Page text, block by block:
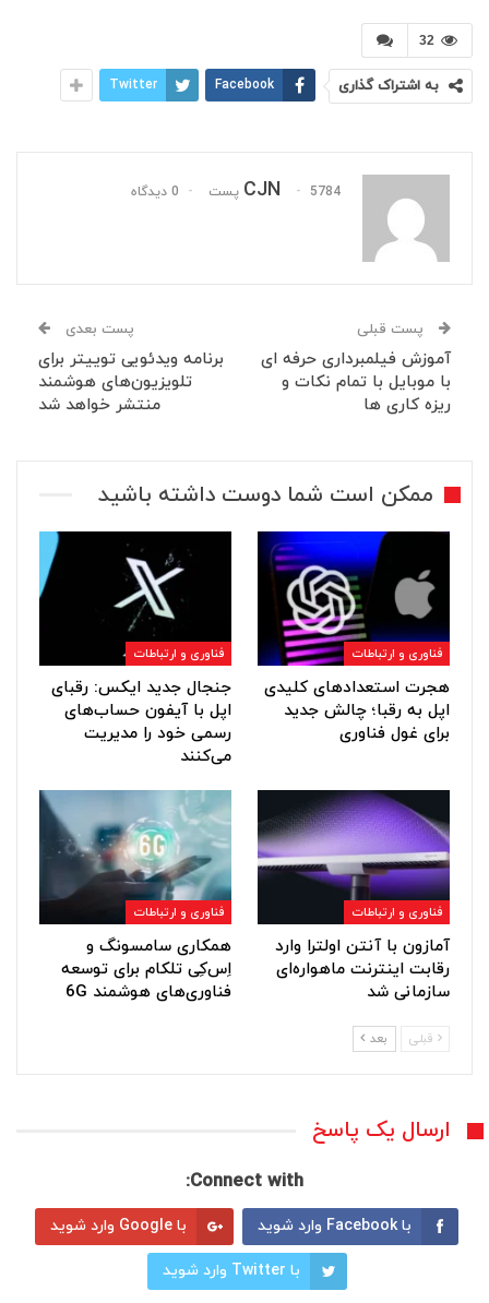
32
به اشتراک گذاری Facebook
Twitter
CJN 5784 پست 0 دیدگاه
پست قبلی
آموزش فیلمبرداری حرفه ای
با موبایل با تمام نکات و
ریزه کاری ها
پست بعدی
برنامه ویدئویی توییتر برای
تلویزیون‌های هوشمند
منتشر خواهد شد
ممکن است شما دوست داشته باشید
فناوری و ارتباطات
هجرت استعدادهای کلیدی
اپل به رقبا؛ چالش جدید
برای غول فناوری
فناوری و ارتباطات
جنجال جدید ایکس: رقبای
اپل با آیفون حساب‌های
رسمی خود را مدیریت
می‌کنند
فناوری و ارتباطات
آمازون با آنتن اولترا وارد
رقابت اینترنت ماهواره‌ای
سازمانی شد
فناوری و ارتباطات
همکاری سامسونگ و
اِس‌کِی تلکام برای توسعه
فناوری‌های هوشمند 6G
قبلی بعد
ارسال یک پاسخ
Connect with:
با Facebook وارد شوید با Google وارد شوید
با Twitter وارد شوید